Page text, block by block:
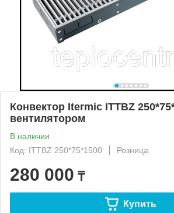
Конвектор Itermic ITTBZ
вентилятором
В наличии
Код: ITTBZ 250*75*1500
Розница
280 000 ₸
Купить